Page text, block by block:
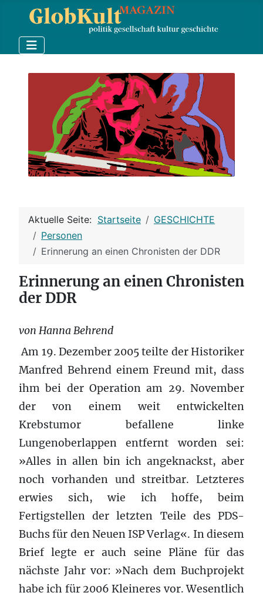
Aktuelle Seite: Startseite
GESCHICHTE
Personen
Erinnerung an einen Chronisten der DDR
Erinnerung an einen Chronisten
der DDR
von Hanna Behrend
Am 19. Dezember 2005 teilte der Historiker
Manfred Behrend einem Freund mit, dass
ihm bei der Operation am 29. November
der von einem weit entwickelten
Krebstumor befallene linke
Lungenoberlappen entfernt worden sei:
»Alles in allen bin ich angeknackst, aber
noch vorhanden und streitbar. Letzteres
erwies sich, wie ich hoffe, beim
Fertigstellen der letzten Teile des PDS-
Buchs für den Neuen ISP Verlag«. In diesem
Brief legte er auch seine Pläne für das
nächste Jahr vor: »Nach dem Buchprojekt
habe ich für 2006 Kleineres vor. Wesentlich